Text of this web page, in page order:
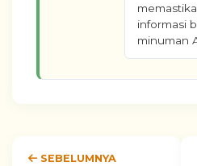
informasi
minuman
SEBELUMNYA